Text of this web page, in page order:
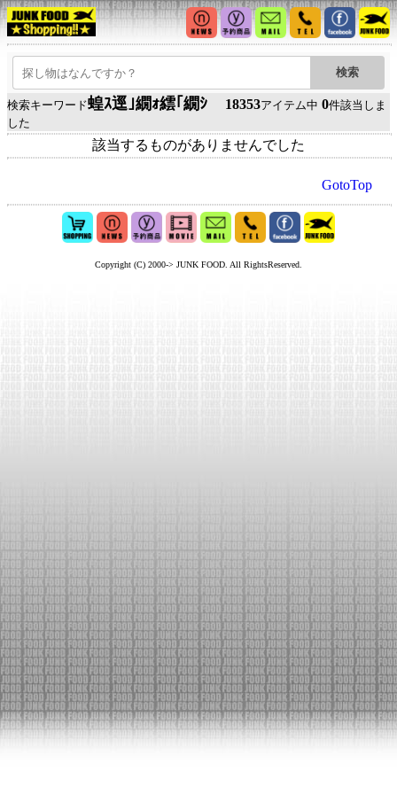
検索キーワード蝗ｽ逕｣繝ｫ繧｢繝ｼ 18353アイテム中 0件該当しま
した
該当するものがありませんでした
GotoTop
Copyright (C) 2000-> JUNK FOOD. All RightsReserved.